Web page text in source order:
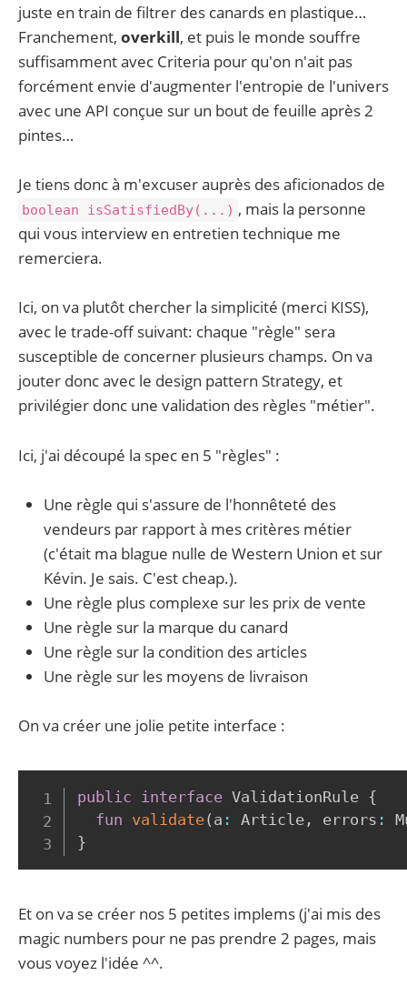
juste en train de filtrer des canards en plastique…
Franchement, overkill, et puis le monde souffre
suffisamment avec Criteria pour qu'on n'ait pas
forcément envie d'augmenter l'entropie de l'univers
avec une API conçue sur un bout de feuille après 2
pintes…
Je tiens donc à m'excuser auprès des aficionados de
boolean isSatisfiedBy(...) , mais la personne
qui vous interview en entretien technique me
remerciera.
Ici, on va plutôt chercher la simplicité (merci KISS),
avec le trade-off suivant: chaque "règle" sera
susceptible de concerner plusieurs champs. On va
jouter donc avec le design pattern Strategy, et
privilégier donc une validation des règles "métier".
Ici, j'ai découpé la spec en 5 "règles" :
Une règle qui s'assure de l'honnêteté des
vendeurs par rapport à mes critères métier
(c'était ma blague nulle de Western Union et sur
Kévin. Je sais. C'est cheap.).
Une règle plus complexe sur les prix de vente
Une règle sur la marque du canard
Une règle sur la condition des articles
Une règle sur les moyens de livraison
On va créer une jolie petite interface :
public interface ValidationRule {
fun validate( a : Article, errors :
}
Et on va se créer nos 5 petites implems (j'ai mis des
magic numbers pour ne pas prendre 2 pages, mais
vous voyez l'idée ^^.